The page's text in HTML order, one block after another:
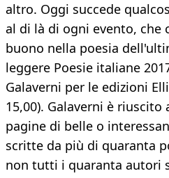
altro. Oggi succede
al di là di ogni evento, che
buono nella poesia
leggere Poesie italiane
Galaverni per le edizioni
15,00). Galaverni è riuscito
pagine di belle o
scritte da più di quaranta
non tutti i quaranta autori